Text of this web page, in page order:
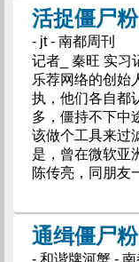
活捉僵尸粉
- jt - 南都周刊
记者_ 秦旺 实习
乐荐网络的创始
执，他们各自都
多，僵持不下中
该做个工具来过
是，曾在微软亚
陈传亮，同朋友
通缉僵尸粉
- 和谐牌河蟹 - 南